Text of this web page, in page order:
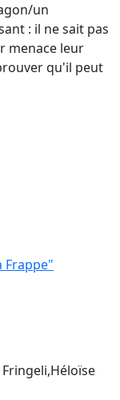
un
: il ne sait pas
menace leur
qu'il peut
Frappe"